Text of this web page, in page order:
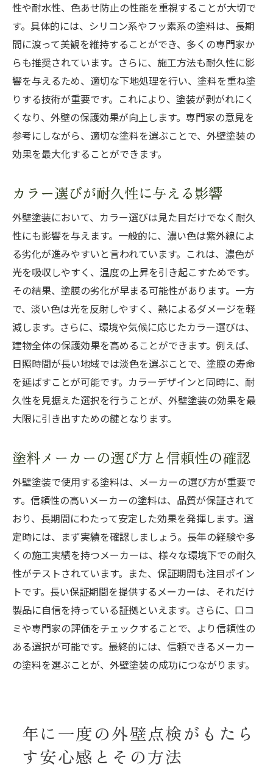
性や耐水性、色あせ防止の性能を重視することが大切で
す。具体的には、シリコン系やフッ素系の塗料は、長期
間に渡って美観を維持することができ、多くの専門家か
らも推奨されています。さらに、施工方法も耐久性に影
響を与えるため、適切な下地処理を行い、塗料を重ね塗
りする技術が重要です。これにより、塗装が剥がれにく
くなり、外壁の保護効果が向上します。専門家の意見を
参考にしながら、適切な塗料を選ぶことで、外壁塗装の
効果を最大化することができます。
カラー選びが耐久性に与える影響
外壁塗装において、カラー選びは見た目だけでなく耐久
性にも影響を与えます。一般的に、濃い色は紫外線によ
る劣化が進みやすいと言われています。これは、濃色が
光を吸収しやすく、温度の上昇を引き起こすためです。
その結果、塗膜の劣化が早まる可能性があります。一方
で、淡い色は光を反射しやすく、熱によるダメージを軽
減します。さらに、環境や気候に応じたカラー選びは、
建物全体の保護効果を高めることができます。例えば、
日照時間が長い地域では淡色を選ぶことで、塗膜の寿命
を延ばすことが可能です。カラーデザインと同時に、耐
久性を見据えた選択を行うことが、外壁塗装の効果を最
大限に引き出すための鍵となります。
塗料メーカーの選び方と信頼性の確認
外壁塗装で使用する塗料は、メーカーの選び方が重要で
す。信頼性の高いメーカーの塗料は、品質が保証されて
おり、長期間にわたって安定した効果を発揮します。選
定時には、まず実績を確認しましょう。長年の経験や多
くの施工実績を持つメーカーは、様々な環境下での耐久
性がテストされています。また、保証期間も注目ポイン
トです。長い保証期間を提供するメーカーは、それだけ
製品に自信を持っている証拠といえます。さらに、口コ
ミや専門家の評価をチェックすることで、より信頼性の
ある選択が可能です。最終的には、信頼できるメーカー
の塗料を選ぶことが、外壁塗装の成功につながります。
年に一度の外壁点検がもたら
す安心感とその方法